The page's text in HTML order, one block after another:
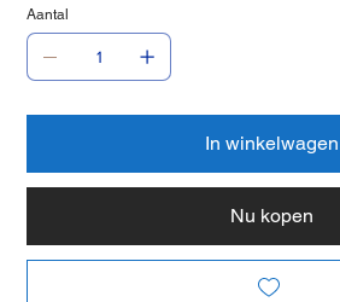
Aantal
In winkelwagen
Nu kopen